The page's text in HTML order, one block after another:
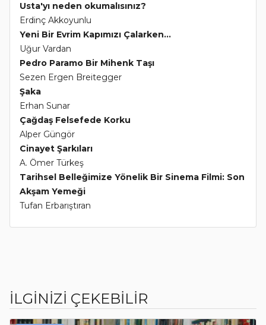
Usta'yı neden okumalısınız?
Erdinç Akkoyunlu
Yeni Bir Evrim Kapımızı Çalarken...
Uğur Vardan
Pedro Paramo Bir Mihenk Taşı
Sezen Ergen Breitegger
Şaka
Erhan Sunar
Çağdaş Felsefede Korku
Alper Güngör
Cinayet Şarkıları
A. Ömer Türkeş
Tarihsel Belleğimize Yönelik Bir Sinema Filmi: Son
Akşam Yemeği
Tufan Erbarıştıran
İLGİNİZİ ÇEKEBİLİR